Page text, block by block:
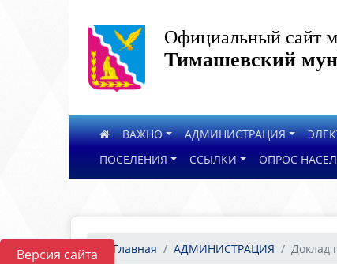
Версия сайта
Официальный сайт
Тимашевский
ВАЖНО АДМИНИСТРАЦИЯ
ПОСЕЛЕНИЯ
ССЫЛКИ ОПРОС
Главная АДМИНИСТРАЦИЯ Доклад